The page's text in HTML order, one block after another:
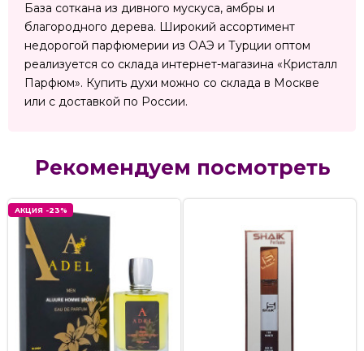
База соткана из дивного мускуса, амбры и
благородного дерева. Широкий ассортимент
недорогой парфюмерии из ОАЭ и Турции оптом
реализуется со склада интернет-магазина «Кристалл
Парфюм». Купить духи можно со склада в Москве
или с доставкой по России.
Рекомендуем посмотреть
АКЦИЯ -23%